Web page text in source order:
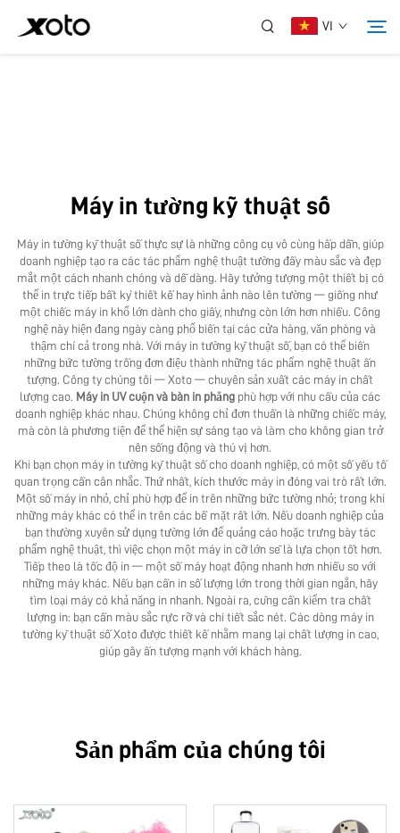
VI
Dịch Vụ
Ứng Dụng
Liên Hệ Chúng Tôi
Máy in tường kỹ thuật số
Máy in tường kỹ thuật số thực sự là những công cụ vô cùng hấp dẫn, giúp
doanh nghiệp tạo ra các tác phẩm nghệ thuật tường đầy màu sắc và đẹp
mắt một cách nhanh chóng và dễ dàng. Hãy tưởng tượng một thiết bị có
thể in trực tiếp bất kỳ thiết kế hay hình ảnh nào lên tường — giống như
một chiếc máy in khổ lớn dành cho giấy, nhưng còn lớn hơn nhiều. Công
nghệ này hiện đang ngày càng phổ biến tại các cửa hàng, văn phòng và
thậm chí cả trong nhà. Với máy in tường kỹ thuật số, bạn có thể biến
những bức tường trống đơn điệu thành những tác phẩm nghệ thuật ấn
tượng. Công ty chúng tôi — Xoto — chuyên sản xuất các máy in chất
lượng cao. Máy in UV cuộn và bàn in phẳng phù hợp với nhu cầu của các
doanh nghiệp khác nhau. Chúng không chỉ đơn thuần là những chiếc máy,
mà còn là phương tiện để thể hiện sự sáng tạo và làm cho không gian trở
nên sống động và thú vị hơn.
Khi bạn chọn máy in tường kỹ thuật số cho doanh nghiệp, có một số yếu tố
quan trọng cần cân nhắc. Thứ nhất, kích thước máy in đóng vai trò rất lớn.
Một số máy in nhỏ, chỉ phù hợp để in trên những bức tường nhỏ; trong khi
những máy khác có thể in trên các bề mặt rất lớn. Nếu doanh nghiệp của
bạn thường xuyên sử dụng tường lớn để quảng cáo hoặc trưng bày tác
phẩm nghệ thuật, thì việc chọn một máy in cỡ lớn sẽ là lựa chọn tốt hơn.
Tiếp theo là tốc độ in — một số máy hoạt động nhanh hơn nhiều so với
những máy khác. Nếu bạn cần in số lượng lớn trong thời gian ngắn, hãy
tìm loại máy có khả năng in nhanh. Ngoài ra, cũng cần kiểm tra chất
lượng in: bạn cần màu sắc rực rỡ và chi tiết sắc nét. Các dòng máy in
tường kỹ thuật số Xoto được thiết kế nhằm mang lại chất lượng in cao,
giúp gây ấn tượng mạnh với khách hàng.
Sản phẩm của chúng tôi